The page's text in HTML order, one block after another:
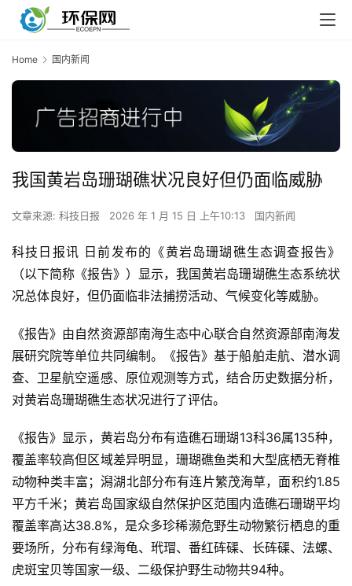
Home 国内新闻
我国黄岩岛珊瑚礁状况良好但仍面临威胁
文章来源: ​科技日报 2026 年 1 月 15 日 上午10:13 国内新闻
科技日报讯 日前发布的《黄岩岛珊瑚礁生态调查报告》
（以下简称《报告》）显示，我国黄岩岛珊瑚礁生态系统状
况总体良好，但仍面临非法捕捞活动、气候变化等威胁。
《报告》由自然资源部南海生态中心联合自然资源部南海发
展研究院等单位共同编制。《报告》基于船舶走航、潜水调
查、卫星航空遥感、原位观测等方式，结合历史数据分析，
对黄岩岛珊瑚礁生态状况进行了评估。
《报告》显示，黄岩岛分布有造礁石珊瑚13科36属135种，
覆盖率较高但区域差异明显，珊瑚礁鱼类和大型底栖无脊椎
动物种类丰富；潟湖北部分布有连片繁茂海草，面积约1.85
平方千米；黄岩岛国家级自然保护区范围内造礁石珊瑚平均
覆盖率高达38.8%，是众多珍稀濒危野生动物繁衍栖息的重
要场所，分布有绿海龟、玳瑁、番红砗磲、长砗磲、法螺、
虎斑宝贝等国家一级、二级保护野生动物共94种。